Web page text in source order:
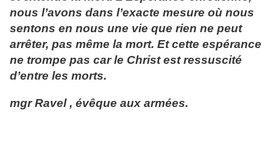
nous l’avons dans l’exacte mesure où nous
sentons en nous une vie que rien ne peut
arrêter, pas même la mort. Et cette espérance
ne trompe pas car le Christ est ressuscité
d’entre les morts.
mgr Ravel , évêque aux armées.